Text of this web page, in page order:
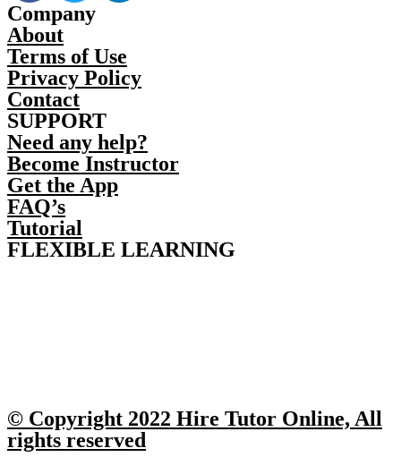
Company
About
Terms of Use
Privacy Policy
Contact
SUPPORT
Need any help?
Become Instructor
Get the App
FAQ’s
Tutorial
FLEXIBLE LEARNING
© Copyright 2022 Hire Tutor Online, All
rights reserved